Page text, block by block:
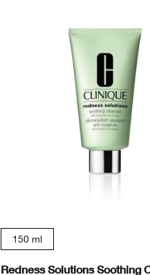
150 ml
Redness Solutions Soothing